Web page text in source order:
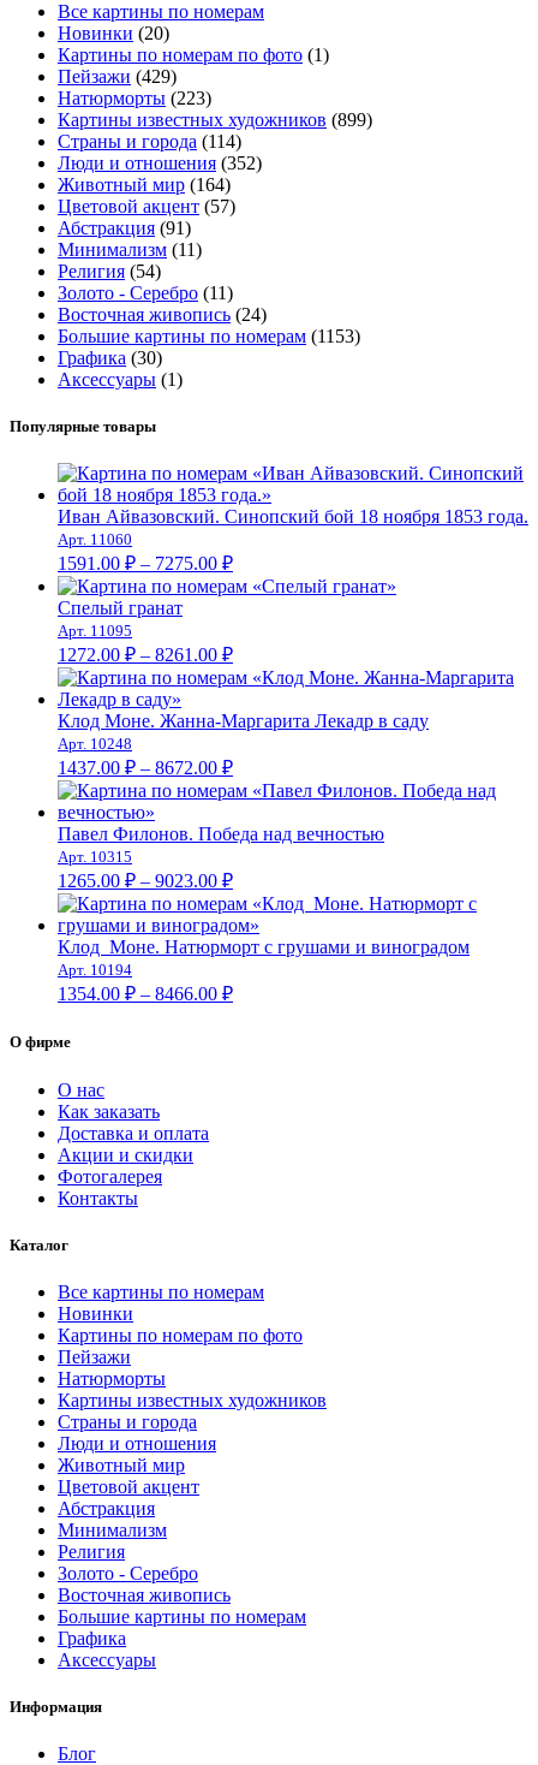
Все картины по номерам
Новинки (20)
Картины по номерам по фото (1)
Пейзажи (429)
Натюрморты (223)
Картины известных художников (899)
Страны и города (114)
Люди и отношения (352)
Животный мир (164)
Цветовой акцент (57)
Абстракция (91)
Минимализм (11)
Религия (54)
Золото - Серебро (11)
Восточная живопись (24)
Большие картины по номерам (1153)
Графика (30)
Аксессуары (1)
Популярные товары
Иван Айвазовский. Синопский бой 18 ноября 1853 года.
Арт. 11060
1591.00 ₽ – 7275.00 ₽Диапазон
цен:
7275.00 ₽
Спелый гранат
Арт. 11095
1272.00 ₽ – 8261.00 ₽Диапазон
цен:
–
Клод Моне. Жанна-Маргарита Лекадр в саду
Арт. 10248
1437.00 ₽ – 8672.00 ₽Диапазон
цен:
–
Павел Филонов. Победа над вечностью
Арт. 10315
1265.00 ₽ – 9023.00 ₽Диапазон
цен:
1265.00 ₽
–
Клод Моне. Натюрморт с грушами и виноградом
Арт. 10194
1354.00 ₽ – 8466.00 ₽Диапазон
О фирме
О нас
Как заказать
Доставка и оплата
Акции и скидки
Фотогалерея
Контакты
Каталог
Все картины по номерам
Новинки
Картины по номерам по фото
Пейзажи
Натюрморты
Картины известных художников
Страны и города
Люди и отношения
Животный мир
Цветовой акцент
Абстракция
Минимализм
Религия
Золото - Серебро
Восточная живопись
Большие картины по номерам
Графика
Аксессуары
Информация
Блог